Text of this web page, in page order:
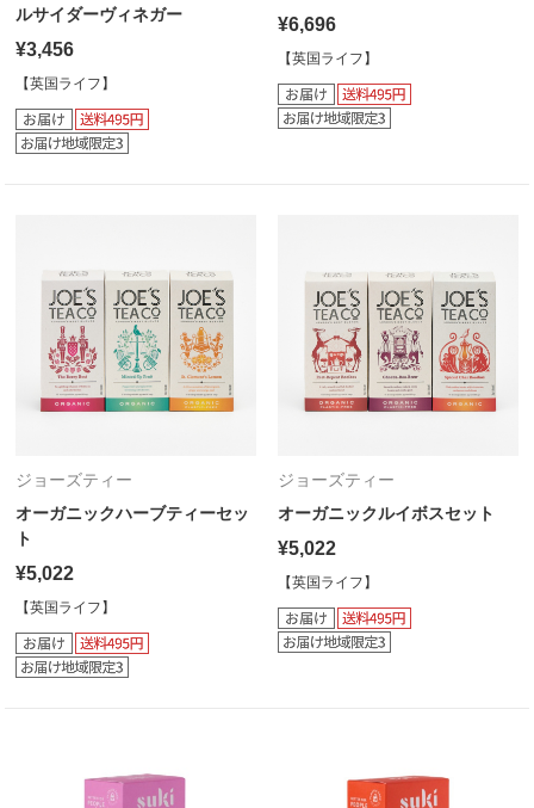
ルサイダーヴィネガー
¥3,456
【英国ライフ】
¥6,696
【英国ライフ】
ジョーズティー
オーガニックハーブティーセッ
ト
¥5,022
【英国ライフ】
ジョーズティー
オーガニックルイボスセット
¥5,022
【英国ライフ】